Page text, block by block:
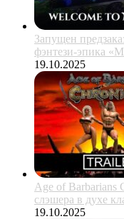
Запущен
фэнтези-эпика
19.10.2025
Age of Barbarians
слэшера в духе
19.10.2025